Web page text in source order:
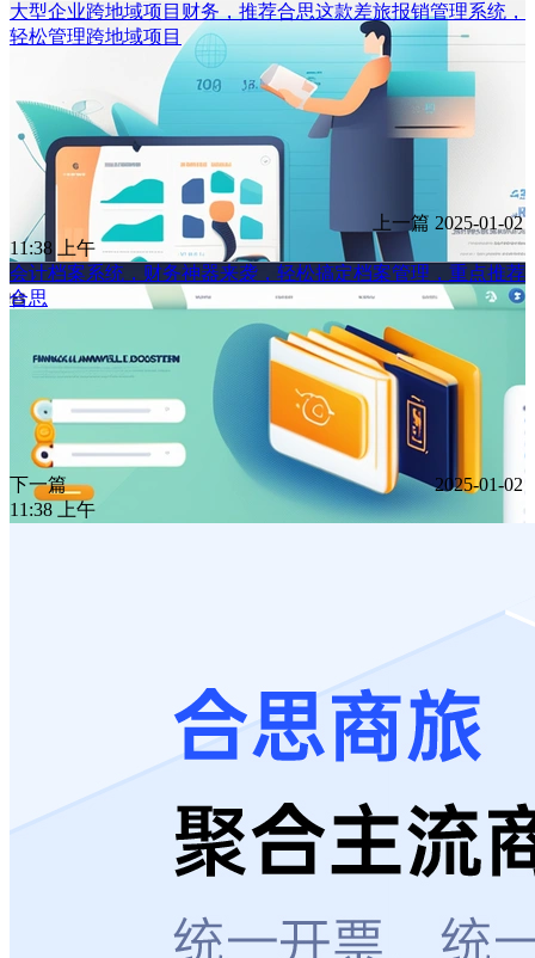
大型企业跨地域项目财务，推荐合思这款差旅报销管理系统，
轻松管理跨地域项目
上一篇 2025-01-02
11:38 上午
会计档案系统，财务神器来袭，轻松搞定档案管理，重点推荐
合思
下一篇
2025-01-02
11:38 上午